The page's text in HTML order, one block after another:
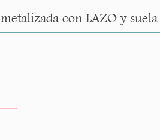
con LAZO y suela